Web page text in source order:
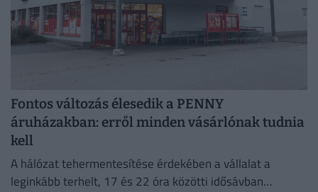
Fontos változás élesedik a PENNY
áruházakban: erről minden vásárlónak tudnia
kell
A hálózat tehermentesítése érdekében a vállalat a
leginkább terhelt, 17 és 22 óra közötti idősávban